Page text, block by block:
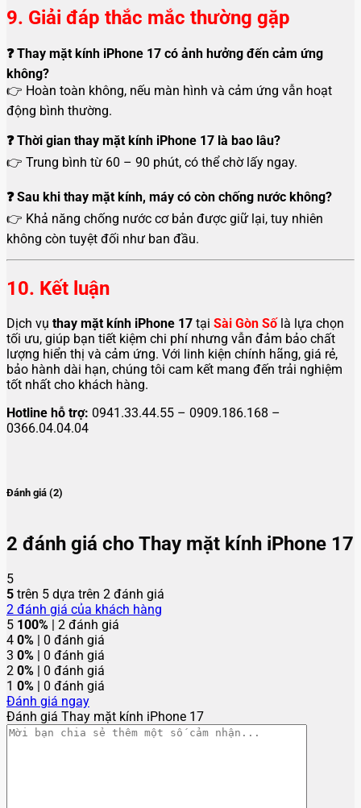
9. Giải đáp thắc mắc thường gặp
❓ Thay mặt kính iPhone 17 có ảnh hưởng đến cảm ứng
không?
👉 Hoàn toàn không, nếu màn hình và cảm ứng vẫn hoạt
động bình thường.
❓ Thời gian thay mặt kính iPhone 17 là bao lâu?
👉 Trung bình từ 60 – 90 phút, có thể chờ lấy ngay.
❓ Sau khi thay mặt kính, máy có còn chống nước không?
👉 Khả năng chống nước cơ bản được giữ lại, tuy nhiên
không còn tuyệt đối như ban đầu.
10. Kết luận
Dịch vụ thay mặt kính iPhone 17 tại Sài Gòn Số là lựa chọn
tối ưu, giúp bạn tiết kiệm chi phí nhưng vẫn đảm bảo chất
lượng hiển thị và cảm ứng. Với linh kiện chính hãng, giá rẻ,
bảo hành dài hạn, chúng tôi cam kết mang đến trải nghiệm
tốt nhất cho khách hàng.
Hotline hỗ trợ: 0941.33.44.55 – 0909.186.168 –
0366.04.04.04
Đánh giá (2)
2 đánh giá cho Thay mặt kính iPhone 17
5
5 trên 5 dựa trên 2 đánh giá
2 đánh giá của khách hàng
5 100% | 2 đánh giá
4 0% | 0 đánh giá
3 0% | 0 đánh giá
2 0% | 0 đánh giá
1 0% | 0 đánh giá
Đánh giá ngay
Đánh giá Thay mặt kính iPhone 17